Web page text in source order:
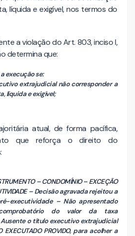
líquida e exigível, nos termos do
a violação do Art. 803, inciso I,
determina que:
execução se:
extrajudicial não corresponder a
líquida e exigível;
atual, de forma pacífica,
que reforça o direito do
– CONDOMÍNIO – EXCEÇÃO
– Decisão agravada rejeitou a
executividade – Não apresentado
do valor da taxa
o título executivo extrajudicial
EXECUTADO PROVIDO, para acolher a